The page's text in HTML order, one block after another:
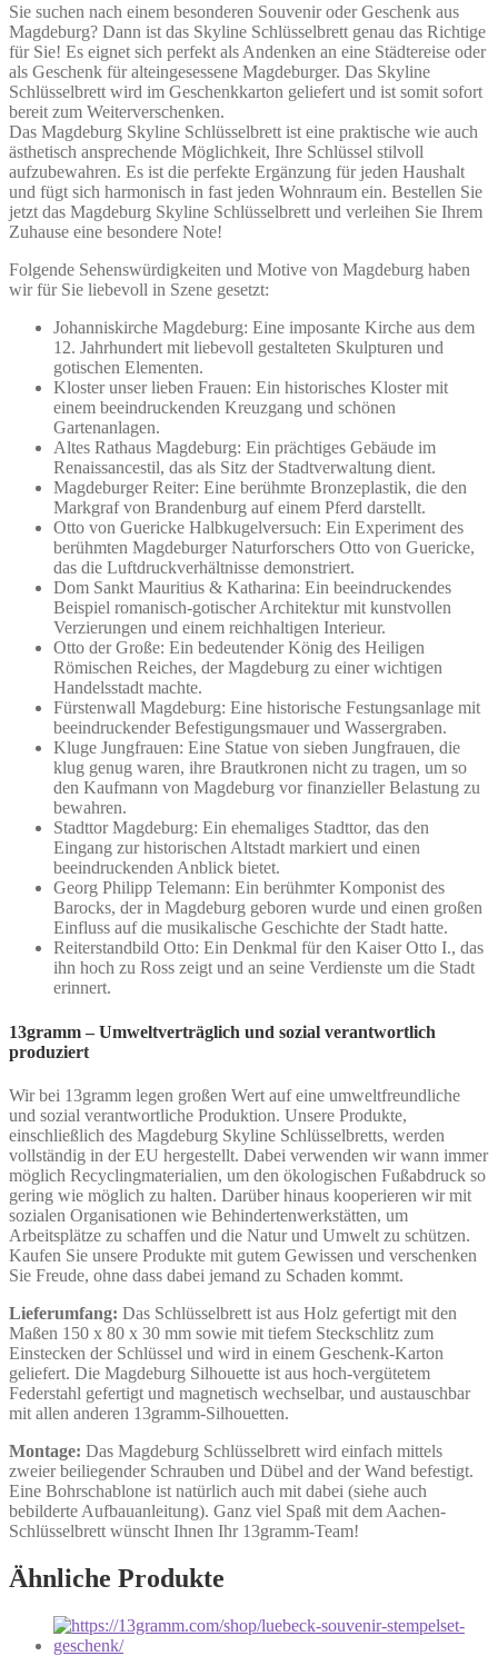
Sie suchen nach einem besonderen Souvenir oder Geschenk aus
Magdeburg? Dann ist das Skyline Schlüsselbrett genau das Richtige
für Sie! Es eignet sich perfekt als Andenken an eine Städtereise oder
als Geschenk für alteingesessene Magdeburger. Das Skyline
Schlüsselbrett wird im Geschenkkarton geliefert und ist somit sofort
bereit zum Weiterverschenken.
Das Magdeburg Skyline Schlüsselbrett ist eine praktische wie auch
ästhetisch ansprechende Möglichkeit, Ihre Schlüssel stilvoll
aufzubewahren. Es ist die perfekte Ergänzung für jeden Haushalt
und fügt sich harmonisch in fast jeden Wohnraum ein. Bestellen Sie
jetzt das Magdeburg Skyline Schlüsselbrett und verleihen Sie Ihrem
Zuhause eine besondere Note!
Folgende Sehenswürdigkeiten und Motive von Magdeburg haben
wir für Sie liebevoll in Szene gesetzt:
Johanniskirche Magdeburg: Eine imposante Kirche aus dem
12. Jahrhundert mit liebevoll gestalteten Skulpturen und
gotischen Elementen.
Kloster unser lieben Frauen: Ein historisches Kloster mit
einem beeindruckenden Kreuzgang und schönen
Gartenanlagen.
Altes Rathaus Magdeburg: Ein prächtiges Gebäude im
Renaissancestil, das als Sitz der Stadtverwaltung dient.
Magdeburger Reiter: Eine berühmte Bronzeplastik, die den
Markgraf von Brandenburg auf einem Pferd darstellt.
Otto von Guericke Halbkugelversuch: Ein Experiment des
berühmten Magdeburger Naturforschers Otto von Guericke,
das die Luftdruckverhältnisse demonstriert.
Dom Sankt Mauritius & Katharina: Ein beeindruckendes
Beispiel romanisch-gotischer Architektur mit kunstvollen
Verzierungen und einem reichhaltigen Interieur.
Otto der Große: Ein bedeutender König des Heiligen
Römischen Reiches, der Magdeburg zu einer wichtigen
Handelsstadt machte.
Fürstenwall Magdeburg: Eine historische Festungsanlage mit
beeindruckender Befestigungsmauer und Wassergraben.
Kluge Jungfrauen: Eine Statue von sieben Jungfrauen, die
klug genug waren, ihre Brautkronen nicht zu tragen, um so
den Kaufmann von Magdeburg vor finanzieller Belastung zu
bewahren.
Stadttor Magdeburg: Ein ehemaliges Stadttor, das den
Eingang zur historischen Altstadt markiert und einen
beeindruckenden Anblick bietet.
Georg Philipp Telemann: Ein berühmter Komponist des
Barocks, der in Magdeburg geboren wurde und einen großen
Einfluss auf die musikalische Geschichte der Stadt hatte.
Reiterstandbild Otto: Ein Denkmal für den Kaiser Otto I., das
ihn hoch zu Ross zeigt und an seine Verdienste um die Stadt
erinnert.
13gramm – Umweltverträglich und sozial verantwortlich
produziert
Wir bei 13gramm legen großen Wert auf eine umweltfreundliche
und sozial verantwortliche Produktion. Unsere Produkte,
einschließlich des Magdeburg Skyline Schlüsselbretts, werden
vollständig in der EU hergestellt. Dabei verwenden wir wann immer
möglich Recyclingmaterialien, um den ökologischen Fußabdruck so
gering wie möglich zu halten. Darüber hinaus kooperieren wir mit
sozialen Organisationen wie Behindertenwerkstätten, um
Arbeitsplätze zu schaffen und die Natur und Umwelt zu schützen.
Kaufen Sie unsere Produkte mit gutem Gewissen und verschenken
Sie Freude, ohne dass dabei jemand zu Schaden kommt.
Lieferumfang: Das Schlüsselbrett ist aus Holz gefertigt mit den
Maßen 150 x 80 x 30 mm sowie mit tiefem Steckschlitz zum
Einstecken der Schlüssel und wird in einem Geschenk-Karton
geliefert. Die Magdeburg Silhouette ist aus hoch-vergütetem
Federstahl gefertigt und magnetisch wechselbar, und austauschbar
mit allen anderen 13gramm-Silhouetten.
Montage: Das Magdeburg Schlüsselbrett wird einfach mittels
zweier beiliegender Schrauben und Dübel and der Wand befestigt.
Eine Bohrschablone ist natürlich auch mit dabei (siehe auch
bebilderte Aufbauanleitung). Ganz viel Spaß mit dem Aachen-
Schlüsselbrett wünscht Ihnen Ihr 13gramm-Team!
Ähnliche Produkte